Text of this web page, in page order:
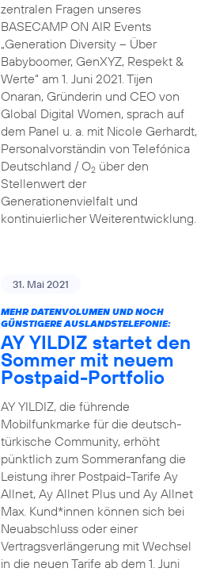
zentralen Fragen unseres
BASECAMP ON AIR Events
„Generation Diversity – Über
Babyboomer, GenXYZ, Respekt &
Werte“ am 1. Juni 2021. Tijen
Onaran, Gründerin und CEO von
Global Digital Women, sprach auf
dem Panel u. a. mit Nicole Gerhardt,
Personalvorständin von Telefónica
Deutschland / O2über den
Stellenwert der
Generationenvielfalt und
kontinuierlicher Weiterentwicklung.
31. Mai 2021
MEHR DATENVOLUMEN UND NOCH
GÜNSTIGERE AUSLANDSTELEFONIE:
AY YILDIZ startet den
Sommer mit neuem
Postpaid-Portfolio
AY YILDIZ, die führende
Mobilfunkmarke für die deutsch-
türkische Community, erhöht
pünktlich zum Sommeranfang die
Leistung ihrer Postpaid-Tarife Ay
Allnet, Ay Allnet Plus und Ay Allnet
Max. Kund*innen können sich bei
Neuabschluss oder einer
Vertragsverlängerung mit Wechsel
in die neuen Tarife ab dem 1. Juni